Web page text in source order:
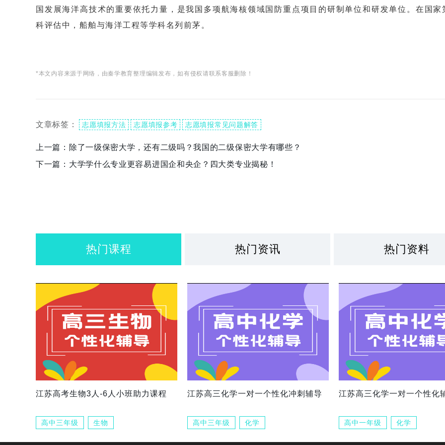
国发展海洋高技术的重要依托力量，是我国多项航海核领域国防重点项目的研制单位和研发单位。在国家
科评估中，船舶与海洋工程等学科名列前茅。
*本文内容来源于网络，由秦学教育整理编辑发布，如有侵权请联系客服删除！
文章标签： 志愿填报方法 志愿填报参考 志愿填报常见问题解答
上一篇： 除了一级保密大学，还有二级吗？我国的二级保密大学有哪些？
下一篇： 大学学什么专业更容易进国企和央企？四大类专业揭秘！
热门课程 热门资讯 热门资料
江苏高考生物3人-6人小班助力课程
高中三年级 生物
江苏高三化学一对一个性化冲刺辅导
高中三年级 化学
江苏高三化学一对一个性化
高中一年级 化学